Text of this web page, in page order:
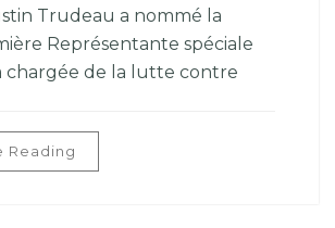
Trudeau a nommé la
Représentante spéciale
chargée de la lutte contre
Reading